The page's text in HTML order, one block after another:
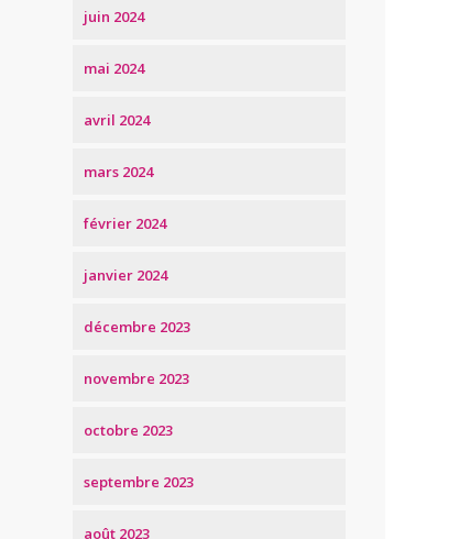
juin 2024
mai 2024
avril 2024
mars 2024
février 2024
janvier 2024
décembre 2023
novembre 2023
octobre 2023
septembre 2023
août 2023